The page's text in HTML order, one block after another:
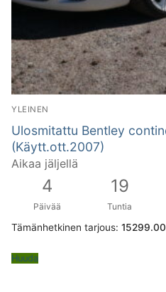
YLEINEN
Ulosmitattu Bentley
(Käytt.ott.2007)
Aikaa jäljellä
4
Päivää
19
Tuntia
Tämänhetkinen tarjous: 15299.00
Huuda